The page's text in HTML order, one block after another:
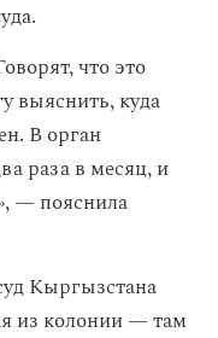
что это
выяснить, куда
В орган
раза в месяц, и
— пояснила
Кыргызстана
из колонии — там